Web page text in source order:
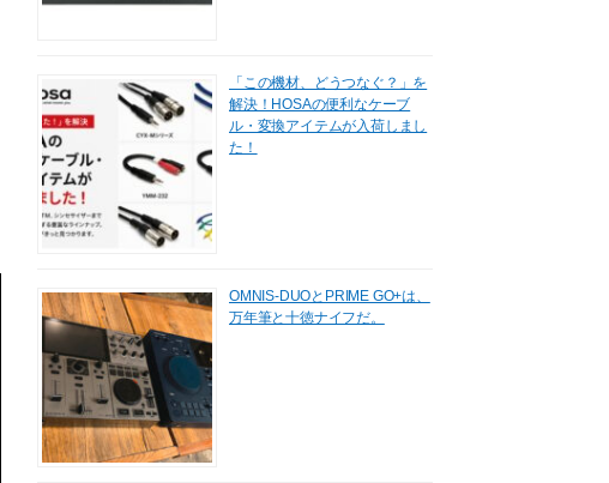
「この機材、どうつなぐ？」を
解決！HOSAの便利なケーブ
ル・変換アイテムが入荷しまし
た！
OMNIS-DUOとPRIME GO+は、
万年筆と十徳ナイフだ。